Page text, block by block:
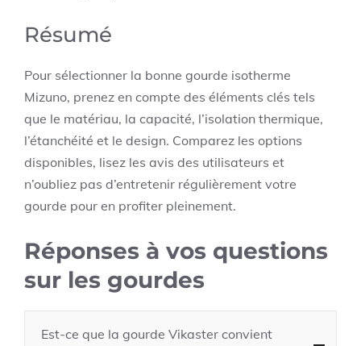
Résumé
Pour sélectionner la bonne gourde isotherme
Mizuno, prenez en compte des éléments clés tels
que le matériau, la capacité, l’isolation thermique,
l’étanchéité et le design. Comparez les options
disponibles, lisez les avis des utilisateurs et
n’oubliez pas d’entretenir régulièrement votre
gourde pour en profiter pleinement.
Réponses à vos questions
sur les gourdes
Est-ce que la gourde Vikaster convient